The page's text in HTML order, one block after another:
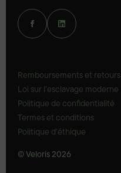
© Veloris 2026
Remboursements et retours
Loi sur l’esclavage moderne
Politique de confidentialité
Termes et conditions
Politique d’éthique